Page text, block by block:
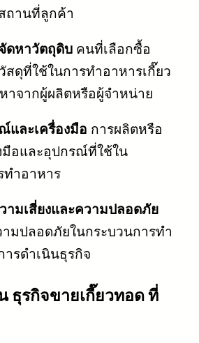
ถานที่ลูกค้า
ดหาวัตถุดิบ คนที่เลือกซื้อ
สดุที่ใช้ในการทำอาหารเกี๊ยว
าจากผู้ผลิตหรือผู้จำหน่าย
และเครื่องมือ การผลิตหรือ
มือและอุปกรณ์ที่ใช้ใน
ทำอาหาร
ามเสี่ยงและความปลอดภัย
มปลอดภัยในกระบวนการทำ
ารดำเนินธุรกิจ
ธุรกิจขายเกี๊ยวทอด ที่